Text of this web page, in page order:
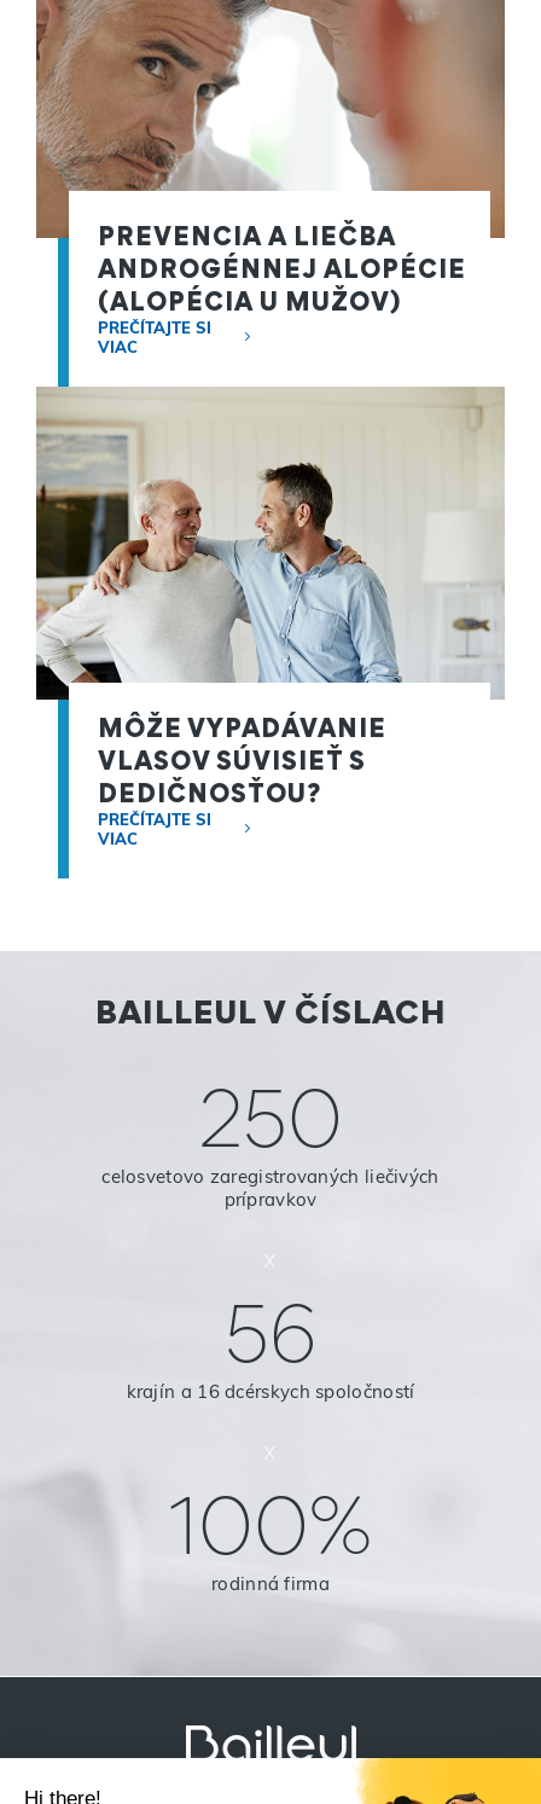
PREVENCIA A LIEČBA
ANDROGÉNNEJ ALOPÉCIE
(ALOPÉCIA U MUŽOV)
PREČÍTAJTE SI
VIAC
MÔŽE VYPADÁVANIE
VLASOV SÚVISIEŤ S
DEDIČNOSŤOU?
PREČÍTAJTE SI
VIAC
BAILLEUL V ČÍSLACH
250
celosvetovo zaregistrovaných liečivých
prípravkov
x
56
krajín a 16 dcérskych spoločností
x
100%
rodinná firma